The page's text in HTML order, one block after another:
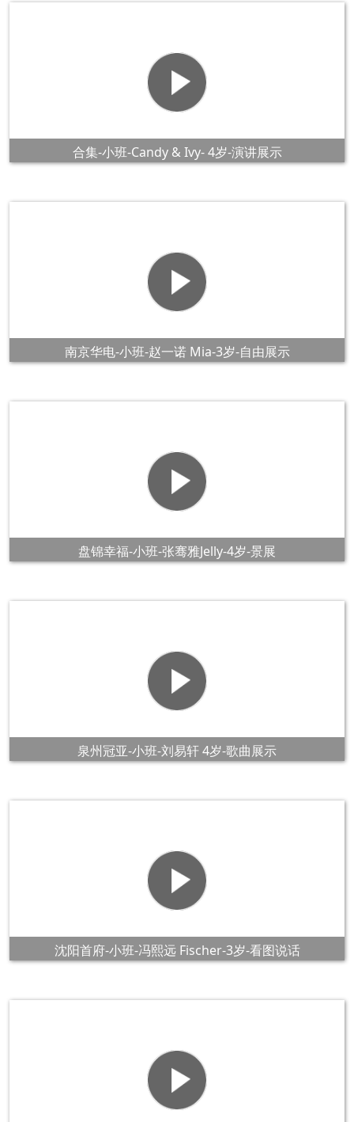
合集-小班-Candy & Ivy- 4岁-演讲展示
南京华电-小班-赵一诺 Mia-3岁-自由展示
盘锦幸福-小班-张骞雅Jelly-4岁-景展
泉州冠亚-小班-刘易轩 4岁-歌曲展示
沈阳首府-小班-冯熙远 Fischer-3岁-看图说话